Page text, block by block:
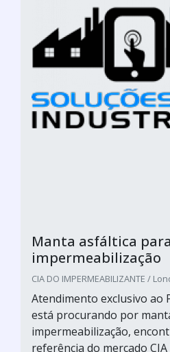
Manta asfáltica para
impermeabilização
CIA DO IMPERMEABILIZANTE /
Atendimento exclusivo ao
está procurando por
impermeabilização,
referência do mercado CIA